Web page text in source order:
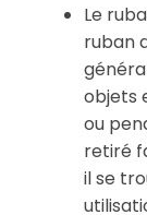
Le
ruban
objets
ou
retiré
il se